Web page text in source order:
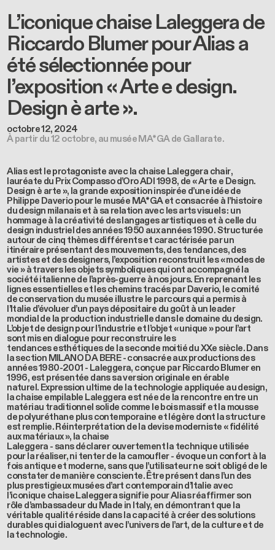
L’iconique chaise Laleggera de
Riccardo Blumer pour Alias a
été sélectionnée pour
l’exposition « Arte e design.
Design è arte ».
octobre 12, 2024
À partir du 12 octobre, au musée MA*GA de Gallarate.
Alias est le protagoniste avec la chaise Laleggera chair,
lauréate du Prix Compasso d’Oro ADI 1998, de «Arte e Design.
Design è arte », la grande exposition inspirée d’une idée de
Philippe Daverio pour le musée MA*GAet consacrée à l’histoire
du design milanais et à sa relation avec les arts visuels : un
hommage à la créativité des langages artistiques et à celle du
design industriel des années 1950 aux années 1990. Structurée
autour de cinq thèmes différents et caractérisée par un
itinéraire présentant des mouvements, des tendances, des
artistes et des designers, l’exposition reconstruit les « modes de
vie » à travers les objets symboliques qui ont accompagné la
société italienne de l’après-guerre à nos jours. En reprenant les
lignes essentielles et les chemins tracés par Daverio, le comité
de conservation du musée illustre le parcours qui a permis à
l’Italie d’évoluer d’un pays dépositaire du goût à un leader
mondial de la production industrielle dans le domaine du design.
L’objet de design pour l’industrie et l’objet « unique » pour l’art
sont mis en dialogue pour reconstruire les
tendances esthétiques de la seconde moitié du XXe siècle. Dans
la section MILANO DA BERE - consacrée aux productions des
années 1980-2001 - Laleggera, conçue par Riccardo Blumer en
1996, est présentée dans sa version originale en érable
naturel. Expression ultime de la technologie appliquée au design,
lachaise empilable Laleggera est née de la rencontre entre un
matériau traditionnel solide comme le bois massif et la mousse
de polyuréthane plus contemporaine et légère dont la structure
est remplie. Réinterprétation de la devise moderniste « fidélité
aux matériaux », la chaise
Laleggera - sans déclarer ouvertement la technique utilisée
pour la réaliser, ni tenter de la camoufler - évoque un confort à la
fois antique et moderne, sans que l’utilisateur ne soit obligé de le
constater de manière consciente. Être présent dans l’un des
plus prestigieux musées d’art contemporain d’Italie avec
l’iconique chaise Laleggera signifie pour Alias réaffirmer son
rôle d’ambassadeur du Made in Italy, en démontrant que la
véritable qualité réside dans la capacité à créer des solutions
durables qui dialoguent avec l’univers de l’art, de la culture et de
la technologie.